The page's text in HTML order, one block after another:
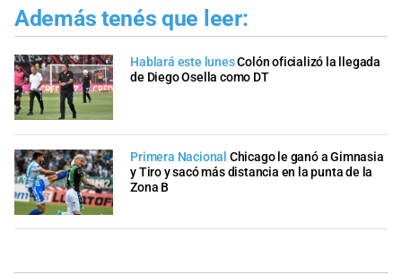
Además tenés que leer:
Hablará este lunesColón oficializó la llegada
de Diego Osella como DT
Primera Nacional Chicago le ganó a Gimnasia
y Tiro y sacó más distancia en la punta de la
Zona B